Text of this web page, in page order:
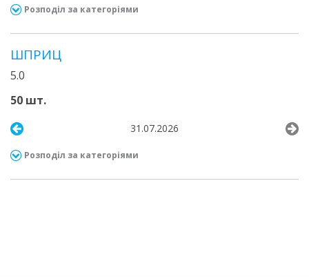
Розподіл за категоріями
ШПРИЦ
5.0
50 шт.
31.07.2026
Розподіл за категоріями